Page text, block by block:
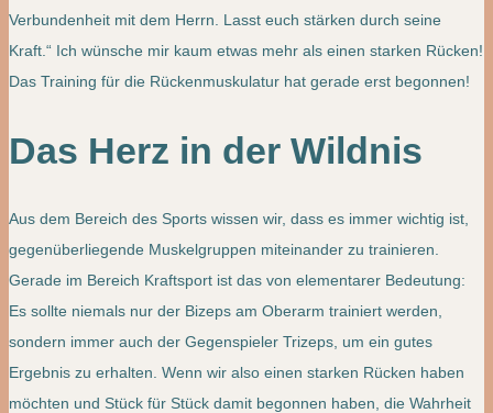
Verbundenheit mit dem Herrn. Lasst euch stärken durch seine
Kraft.“ Ich wünsche mir kaum etwas mehr als einen starken Rücken!
Das Training für die Rückenmuskulatur hat gerade erst begonnen!
Das Herz in der Wildnis
Aus dem Bereich des Sports wissen wir, dass es immer wichtig ist,
gegenüberliegende Muskelgruppen miteinander zu trainieren.
Gerade im Bereich Kraftsport ist das von elementarer Bedeutung:
Es sollte niemals nur der Bizeps am Oberarm trainiert werden,
sondern immer auch der Gegenspieler Trizeps, um ein gutes
Ergebnis zu erhalten. Wenn wir also einen starken Rücken haben
möchten und Stück für Stück damit begonnen haben, die Wahrheit